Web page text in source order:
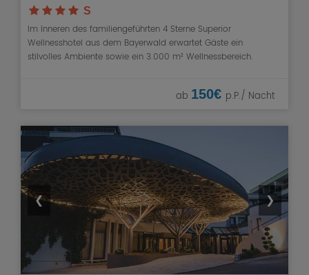
S
Im Inneren des familiengeführten 4 Sterne Superior
Wellnesshotel aus dem Bayerwald erwartet Gäste ein
stilvolles Ambiente sowie ein 3.000 m² Wellnessbereich.
ab 150€ p.P./ Nacht
❮ ❯